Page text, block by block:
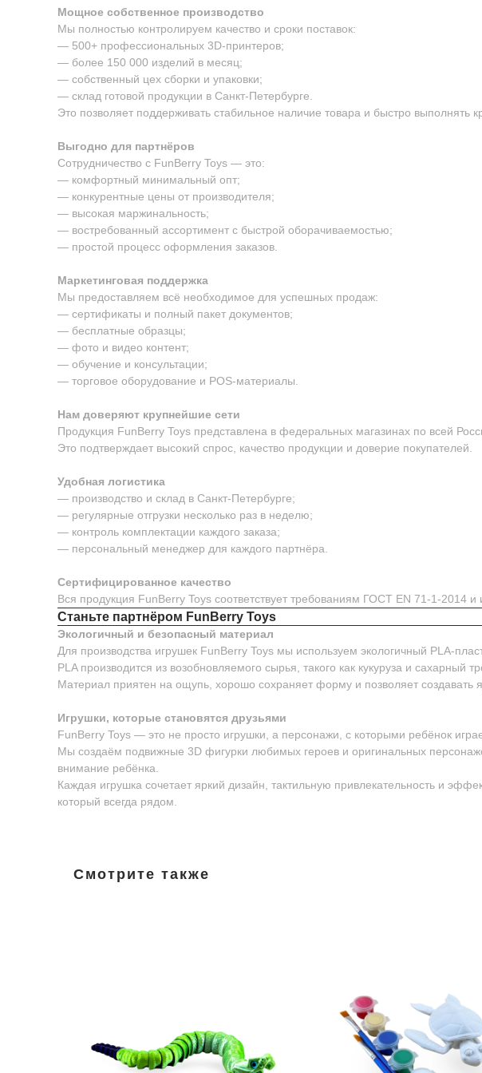
Мощное собственное производство
Мы полностью контролируем качество и сроки поставок:
— 500+ профессиональных 3D-принтеров;
— более 150 000 изделий в месяц;
— собственный цех сборки и упаковки;
— склад готовой продукции в Санкт-Петербурге.
Это позволяет поддерживать стабильное наличие товара и быстро выполнять
Выгодно для партнёров
Сотрудничество с FunBerry Toys — это:
— комфортный минимальный опт;
— конкурентные цены от производителя;
— высокая маржинальность;
— востребованный ассортимент с быстрой оборачиваемостью;
— простой процесс оформления заказов.
Маркетинговая поддержка
Мы предоставляем всё необходимое для успешных продаж:
— сертификаты и полный пакет документов;
— бесплатные образцы;
— фото и видео контент;
— обучение и консультации;
— торговое оборудование и POS-материалы.
Нам доверяют крупнейшие сети
Продукция FunBerry Toys представлена в федеральных магазинах по всей
Это подтверждает высокий спрос, качество продукции и доверие покупателей.
Удобная логистика
— производство и склад в Санкт-Петербурге;
— регулярные отгрузки несколько раз в неделю;
— контроль комплектации каждого заказа;
— персональный менеджер для каждого партнёра.
Сертифицированное качество
Вся продукция FunBerry Toys соответствует требованиям ГОСТ EN 71-1-2014
Станьте партнёром FunBerry Toys
Экологичный и безопасный материал
Для производства игрушек FunBerry Toys мы используем экологичный PLA-
PLA производится из возобновляемого сырья, такого как кукуруза и
Материал приятен на ощупь, хорошо сохраняет форму и позволяет
Игрушки, которые становятся друзьями
FunBerry Toys — это не просто игрушки, а персонажи, с которыми ребёнок
Мы создаём подвижные 3D фигурки любимых героев и оригинальных
внимание ребёнка.
Каждая игрушка сочетает яркий дизайн, тактильную привлекательность и
который всегда рядом.
Смотрите также